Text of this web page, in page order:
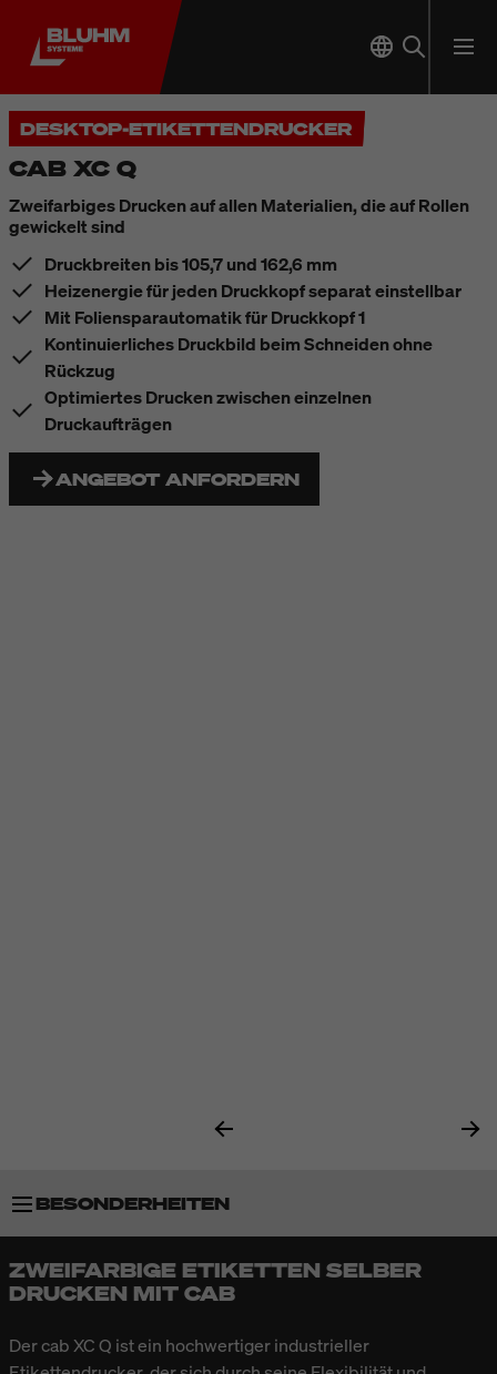
DESKTOP-ETIKETTENDRUCKER
CAB XC Q
Zweifarbiges Drucken auf allen Materialien, die auf Rollen
gewickelt sind
Druckbreiten bis 105,7 und 162,6 mm
Heizenergie für jeden Druckkopf separat einstellbar
Mit Foliensparautomatik für Druckkopf 1
Kontinuierliches Druckbild beim Schneiden ohne
Rückzug
Optimiertes Drucken zwischen einzelnen
Druckaufträgen
ANGEBOT ANFORDERN
BESONDERHEITEN
TECHNISCHE DATEN
ZWEIFARBIGE ETIKETTEN SELBER
DRUCKEN MIT CAB
Der cab XC Q ist ein hochwertiger industrieller